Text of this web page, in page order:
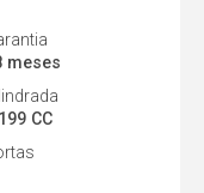
meses
CC